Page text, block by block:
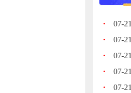
· 07-21
·
07-21
·
07-21
·
07-21
·
07-21